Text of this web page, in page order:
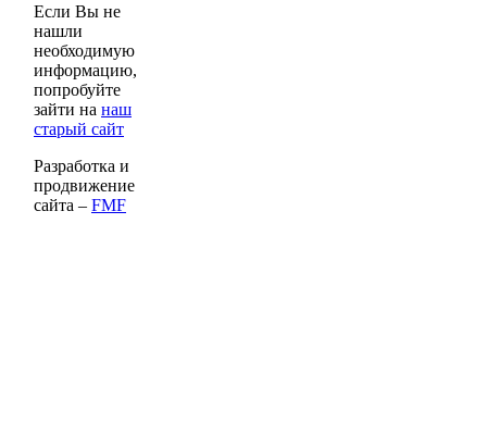
Если Вы не
нашли
необходимую
информацию,
попробуйте
зайти на наш
старый сайт
Разработка и
продвижение
сайта – FMF